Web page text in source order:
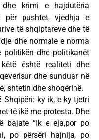
krimi e hajdutëria
për pushtet, vjedhja e
të shqiptareve dhe të
dhe normale e norma
politikën dhe politikanët
është realiteti dhe
dhe sunduar në
shtetin dhe shoqërinë.
ky ik, e ky tjetri
të ikë me protesta. Dhe
bajate “Ik e eja,por po
po përsëri hajnija, po